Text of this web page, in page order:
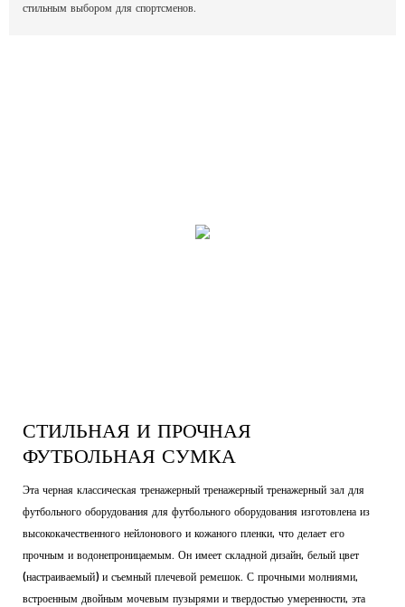
стильным выбором для спортсменов.
СТИЛЬНАЯ И ПРОЧНАЯ
ФУТБОЛЬНАЯ СУМКА
Эта черная классическая тренажерный тренажерный тренажерный зал для
футбольного оборудования для футбольного оборудования изготовлена ​​из
высококачественного нейлонового и кожаного пленки, что делает его
прочным и водонепроницаемым. Он имеет складной дизайн, белый цвет
(настраиваемый) и съемный плечевой ремешок. С прочными молниями,
встроенным двойным мочевым пузырями и твердостью умеренности, эта